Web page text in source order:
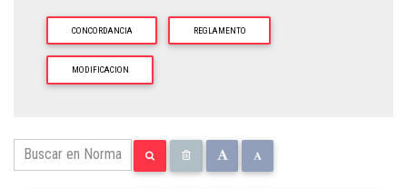
CONCORDANCIA REGLAMENTO
MODIFICACION